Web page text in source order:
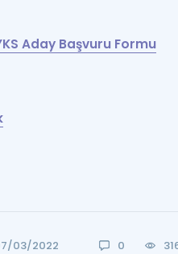
Aday Başvuru Formu
03/2022 0